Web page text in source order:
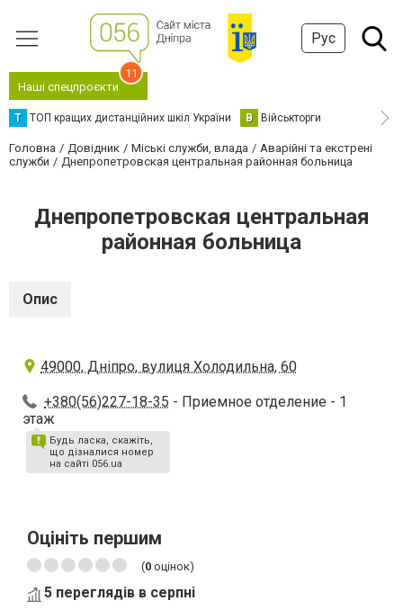
Рус
Наші спецпроєкти
11
Т ТОП кращих дистанційних шкіл України В Військторги
Головна Довідник Міські служби, влада
Аварійні та екстрені
служби
Днепропетровская центральная районная больница
Днепропетровская центральная
районная больница
Опис
49000, Дніпро, вулиця Холодильна, 60
+380(56)227-18-35 - Приемное отделение - 1
этаж
Будь ласка, скажіть,
що дізналися номер
на сайті 056.ua
Оцініть першим
(0 оцінок)
5 переглядів в серпні